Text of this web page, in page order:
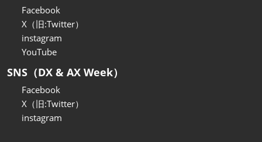
Facebook
X（旧:Twitter）
instagram
YouTube
SNS（DX & AX Week）
Facebook
X（旧:Twitter）
instagram